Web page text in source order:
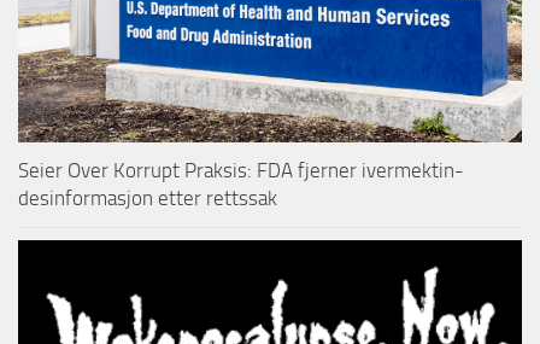
Seier Over Korrupt Praksis: FDA fjerner ivermektin-
desinformasjon etter rettssak